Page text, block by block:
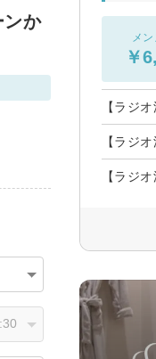
メ
￥
【ラジ
【ラジ
【ラジ
ンか